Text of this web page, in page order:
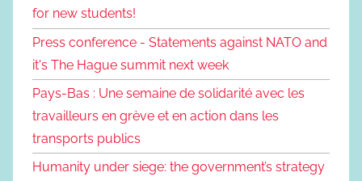
for new students!
Press conference - Statements against NATO and
it's The Hague summit next week
Pays-Bas : Une semaine de solidarité avec les
travailleurs en grève et en action dans les
transports publics
Humanity under siege: the government’s strategy